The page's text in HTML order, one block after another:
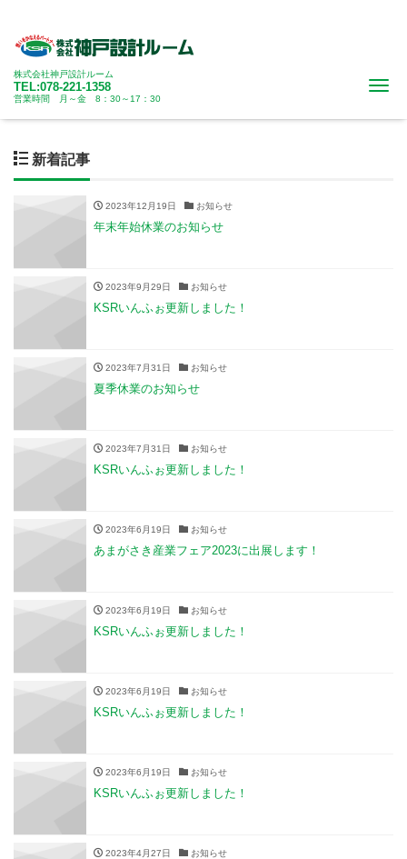
株式会社神戸設計ルーム
TEL:078-221-1358
営業時間 月～金 8：30～17：30
新着記事
2023年12月19日 お知らせ
年末年始休業のお知らせ
2023年9月29日 お知らせ
KSRいんふぉ更新しました！
2023年7月31日 お知らせ
夏季休業のお知らせ
2023年7月31日 お知らせ
KSRいんふぉ更新しました！
2023年6月19日 お知らせ
あまがさき産業フェア2023に出展します！
2023年6月19日 お知らせ
KSRいんふぉ更新しました！
2023年6月19日 お知らせ
KSRいんふぉ更新しました！
2023年6月19日 お知らせ
KSRいんふぉ更新しました！
2023年4月27日 お知らせ